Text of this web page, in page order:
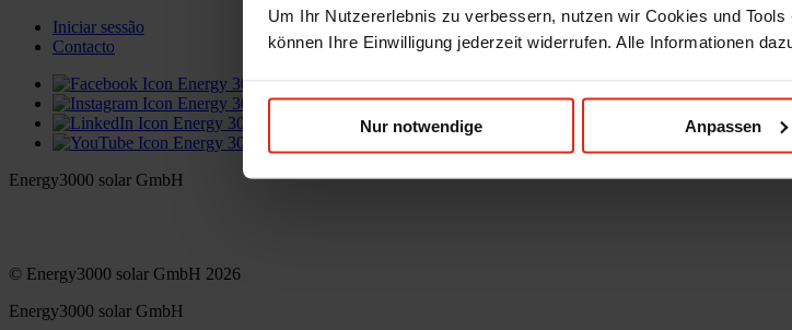
Um Ihr Nutzererlebnis zu verbessern, nutzen wir Cookies und
können Ihre Einwilligung jederzeit widerrufen. Alle Informationen
Nur notwendige Anpassen
Iniciar sessão
Contacto
Energy3000 solar GmbH
© Energy3000 solar GmbH 2026
Energy3000 solar GmbH